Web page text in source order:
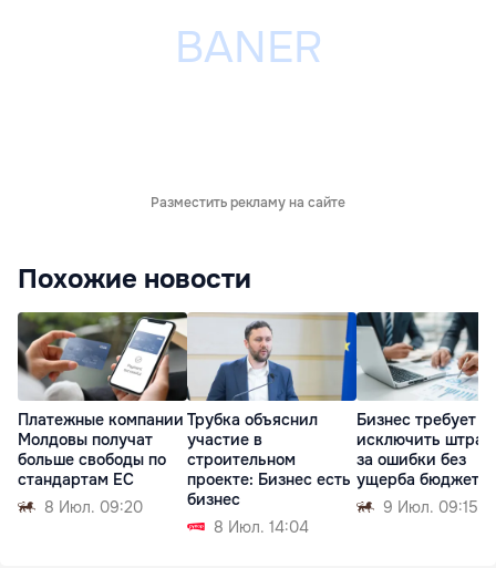
Разместить рекламу на сайте
Похожие новости
Платежные компании
Молдовы получат
больше свободы по
стандартам ЕС
8 Июл. 09:20
Трубка объяснил
участие в
строительном
проекте: Бизнес есть
бизнес
8 Июл. 14:04
Бизнес требует
исключить
за ошибки без
ущерба бюджету
9 Июл. 09:15